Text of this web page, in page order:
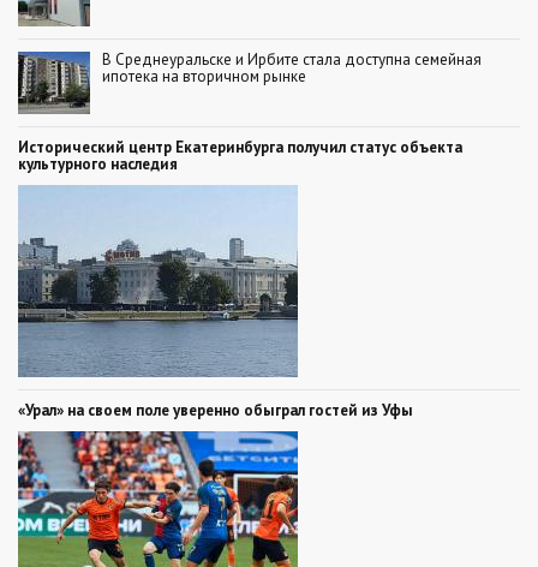
В Среднеуральске и Ирбите стала доступна семейная
ипотека на вторичном рынке
Исторический центр Екатеринбурга получил статус объекта
культурного наследия
«Урал» на своем поле уверенно обыграл гостей из Уфы